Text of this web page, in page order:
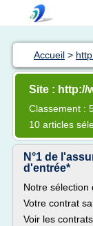
Accueil >
Site : http://
Classement :
10 articles
N°1 de
d'entrée*
Notre sélection
Votre contrat
Voir les contrats